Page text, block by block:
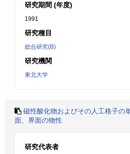
研究期間 (年度)
1991
研究種目
総合研究(B)
研究機関
東北大学
磁性酸化物およびその人工格子の
面、界面の物性
研究代表者